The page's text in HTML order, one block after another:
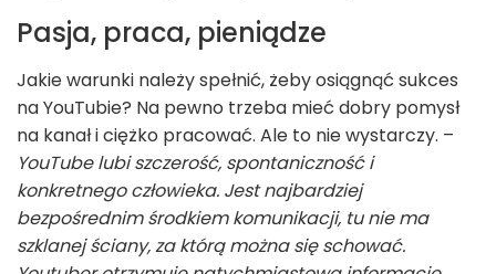
Pasja, praca, pieniądze
Jakie warunki należy spełnić, żeby osiągnąć sukces
na YouTubie? Na pewno trzeba mieć dobry pomysł
na kanał i ciężko pracować. Ale to nie wystarczy. –
YouTube lubi szczerość, spontaniczność i
konkretnego człowieka. Jest najbardziej
bezpośrednim środkiem komunikacji, tu nie ma
szklanej ściany, za którą można się schować.